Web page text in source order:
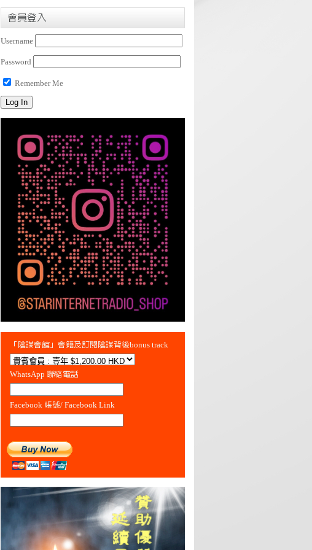
會員登入
Username
Password
Remember Me
「陰謀會館」會籍及訂閱陰謀背後bonus track
WhatsApp 聯絡電話
Facebook 帳號/ Facebook Link